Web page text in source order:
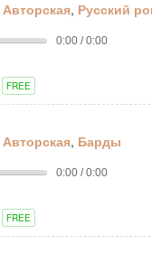
Авторская, Русский
0:00 / 0:00
FREE
Авторская, Барды
0:00 / 0:00
FREE